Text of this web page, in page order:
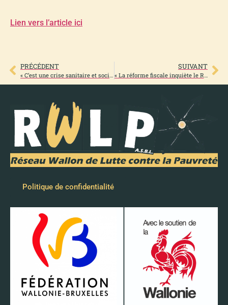
Lien vers l’article ici
PRÉCÉDENT SUIVANT
Politique de confidentialité